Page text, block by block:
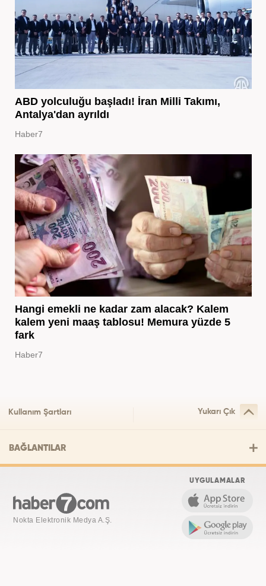
ABD yolculuğu başladı! İran Milli Takımı,
Antalya'dan ayrıldı
Haber7
Hangi emekli ne kadar zam alacak? Kalem
kalem yeni maaş tablosu! Memura yüzde 5
fark
Haber7
Kullanım Şartları Yukarı Çık
BAĞLANTILAR
Nokta Elektronik Medya A.Ş.
UYGULAMALAR